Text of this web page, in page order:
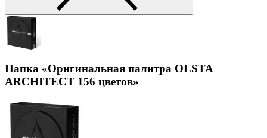
Папка «Оригинальная палитра OLSTA
ARCHITECT 156 цветов»